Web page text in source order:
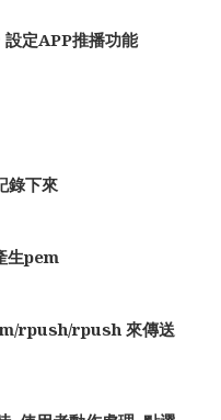
定APP推播功能
錄下來
生pem
rpush/rpush 來傳送